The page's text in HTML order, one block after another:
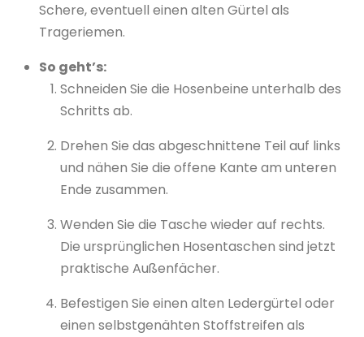
Schere, eventuell einen alten Gürtel als
Trageriemen.
So geht’s:
Schneiden Sie die Hosenbeine unterhalb des
Schritts ab.
Drehen Sie das abgeschnittene Teil auf links
und nähen Sie die offene Kante am unteren
Ende zusammen.
Wenden Sie die Tasche wieder auf rechts.
Die ursprünglichen Hosentaschen sind jetzt
praktische Außenfächer.
Befestigen Sie einen alten Ledergürtel oder
einen selbstgenähten Stoffstreifen als